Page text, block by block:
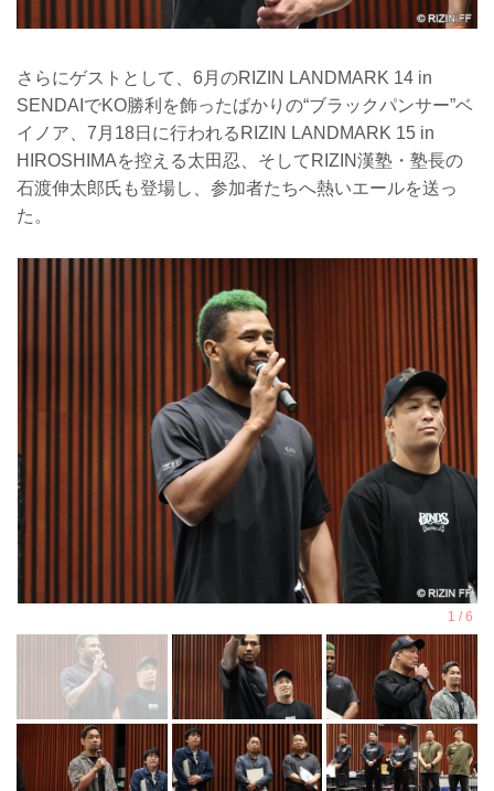
さらにゲストとして、6月のRIZIN LANDMARK 14 in
SENDAIでKO勝利を飾ったばかりの“ブラックパンサー”ベ
イノア、7月18日に行われるRIZIN LANDMARK 15 in
HIROSHIMAを控える太田忍、そしてRIZIN漢塾・塾長の
石渡伸太郎氏も登場し、参加者たちへ熱いエールを送っ
た。